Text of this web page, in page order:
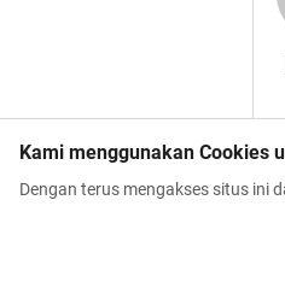
Kami menggunakan Cookies
Dengan terus mengakses situs ini